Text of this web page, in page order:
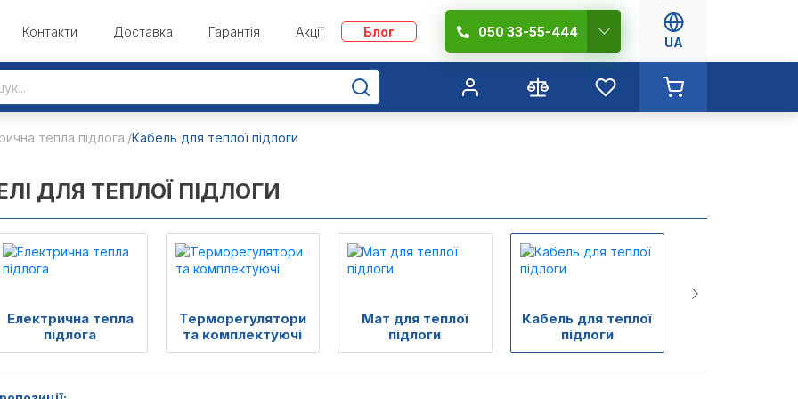
Контакти Доставка Гарантія Акції Блог 050 33-55-444
UA
тепла підлога Кабель для теплої підлоги
ДЛЯ ТЕПЛОЇ ПІДЛОГИ
Електрична тепла
підлога
Терморегулятори
та комплектуючі
Мат для теплої
підлоги
Кабель для теплої
підлоги